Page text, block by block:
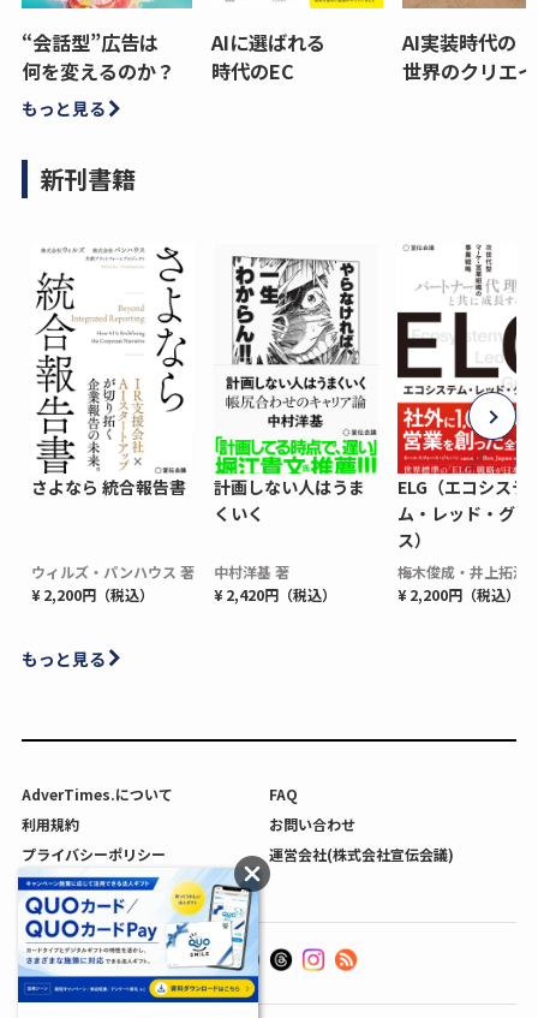
“会話型”広告は
何を変えるのか？
AIに選ばれる
時代のEC
AI実装時代の
世界のクリエ
もっと見る
新刊書籍
さよなら 統合報告書
ウィルズ・パンハウス 著
¥ 2,200円（税込）
計画しない人はうま
くいく
中村洋基 著
¥ 2,420円（税込）
ELG（エコシステ
ム・レッド・グロ
ス）
梅木俊成・井上拓海
¥ 2,200円（税込）
もっと見る
AdverTimes.について
FAQ
利用規約
お問い合わせ
プライバシーポリシー
運営会社(株式会社宣伝会議)
利用者情報の外部送信について